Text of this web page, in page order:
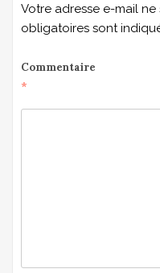
Votre adresse e-mail
obligatoires sont
Commentaire
*